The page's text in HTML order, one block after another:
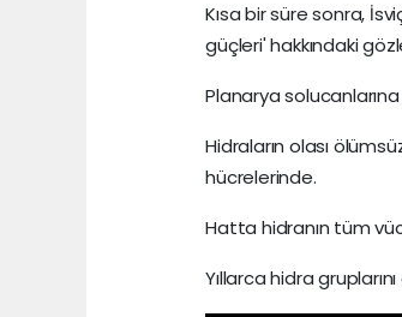
Kısa bir süre sonra,
güçleri' hakkındaki
Planarya
Hidraların olası
hücrelerinde.
Hatta hidranın tüm
Yıllarca hidra